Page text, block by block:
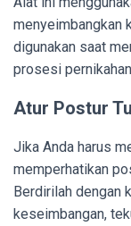
menyeimbangkan
digunakan saat
prosesi
Atur Postur
Jika Anda harus
memperhatikan
Berdirilah dengan
keseimbangan,